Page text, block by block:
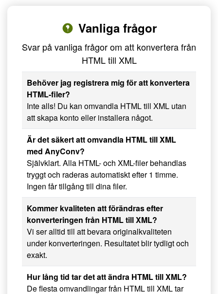
Vanliga frågor
Svar på vanliga frågor om att konvertera från
HTML till XML
Behöver jag registrera mig för att konvertera
HTML-filer?
Inte alls! Du kan omvandla HTML till XML utan
att skapa konto eller installera något.
Är det säkert att omvandla HTML till XML
med AnyConv?
Självklart. Alla HTML- och XML-filer behandlas
tryggt och raderas automatiskt efter 1 timme.
Ingen får tillgång till dina filer.
Kommer kvaliteten att förändras efter
konverteringen från HTML till XML?
Vi ser alltid till att bevara originalkvaliteten
under konverteringen. Resultatet blir tydligt och
exakt.
Hur lång tid tar det att ändra HTML till XML?
De flesta omvandlingar från HTML till XML tar